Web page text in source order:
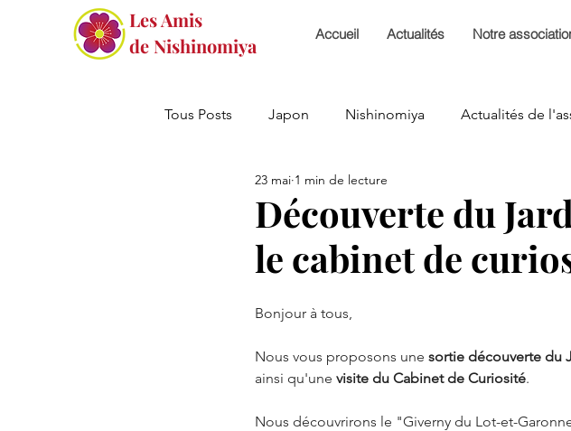
Les Amis
de Nishinomiya
Accueil Actualités Notre
Tous Posts Japon Nishinomiya Actualités de
Alliance Japon
Découverte du
le cabinet de
23 mai 1 min de lecture
Bonjour à tous,
Nous vous proposons une sortie découverte du
ainsi qu'une visite du Cabinet de Curiosité.
Nous découvrirons le "Giverny du Lot-et-